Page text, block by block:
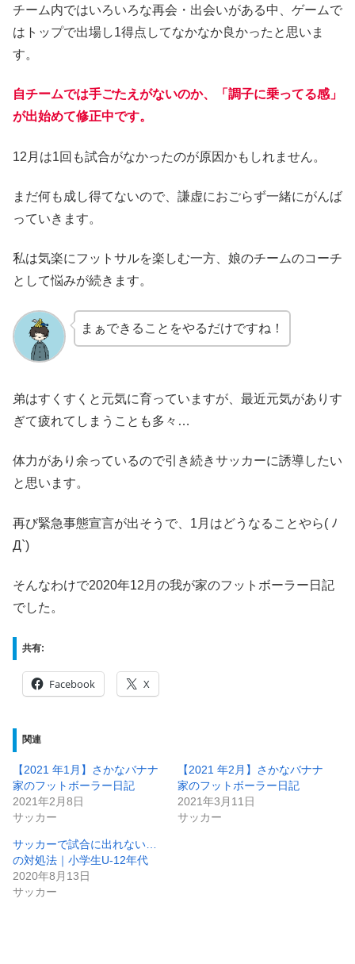
チーム内ではいろいろな再会・出会いがある中、ゲームで
はトップで出場し1得点してなかなか良かったと思いま
す。
自チームでは手ごたえがないのか、「調子に乗ってる感」
が出始めて修正中です。
12月は1回も試合がなかったのが原因かもしれません。
まだ何も成し得てないので、謙虚におごらず一緒にがんば
っていきます。
私は気楽にフットサルを楽しむ一方、娘のチームのコーチ
として悩みが続きます。
まぁできることをやるだけですね！
弟はすくすくと元気に育っていますが、最近元気がありす
ぎて疲れてしまうことも多々…
体力があり余っているので引き続きサッカーに誘導したい
と思います。
再び緊急事態宣言が出そうで、1月はどうなることやら( ﾉ
Д`)
そんなわけで2020年12月の我が家のフットボーラー日記
でした。
共有:
Facebook X
関連
【2021 年1月】さかなバナナ
家のフットボーラー日記
2021年2月8日
サッカー
【2021 年2月】さかなバナナ
家のフットボーラー日記
2021年3月11日
サッカー
サッカーで試合に出れない…
の対処法｜小学生U-12年代
2020年8月13日
サッカー